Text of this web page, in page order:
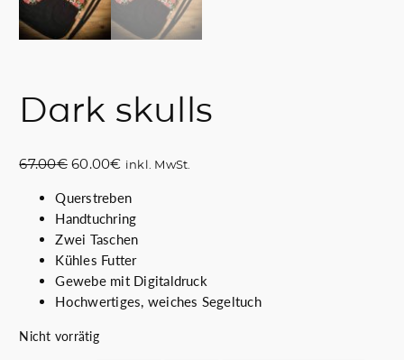
Dark skulls
67.00€ U
s
p
r
ü
n
g
60.00€A
t
u
e
l
l
e
inkl. MwSt.
Querstreben
Handtuchring
Zwei Taschen
Kühles Futter
Gewebe mit Digitaldruck
Hochwertiges, weiches Segeltuch
Nicht vorrätig